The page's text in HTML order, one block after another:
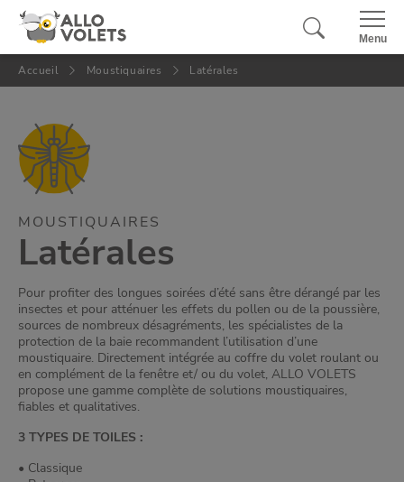
Menu
Fermer
Accueil Moustiquaires Latérales
MOUSTIQUAIRES
Latérales
Pour profiter des longues soirées d’été sans être dérangé par les
insectes et pour atténuer les effets du pollen ou de la poussière,
sources de nombreux désagréments, les spécialistes de la
protection de la baie recommandent l’utilisation d’une
moustiquaire. Directement intégrée au coffre du volet roulant ou
en complément de la fenêtre et/ ou du volet, ALLO VOLETS
propose une gamme complète de solutions moustiquaires,
fiables et qualitatives.
3 TYPES DE TOILES :
• Classique
Panneau de gestion des cookies